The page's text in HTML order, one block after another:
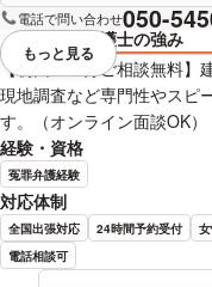
電話で問い合わせ050-
弁護士の強み
【初回６０分ご相談無料】
現地調査など専門性やスピ
す。（オンライン面談OK）
経験・資格
冤罪弁護経験
対応体制
全国出張対応 24時間予約受付
電話相談可
視覚的に省略されてい
もっと見る